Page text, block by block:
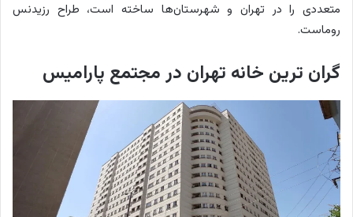
متعددی را در تهران و شهرستان‌ها ساخته است، طراح رزیدنس
روماست.
گران ترین خانه تهران در مجتمع پارامیس